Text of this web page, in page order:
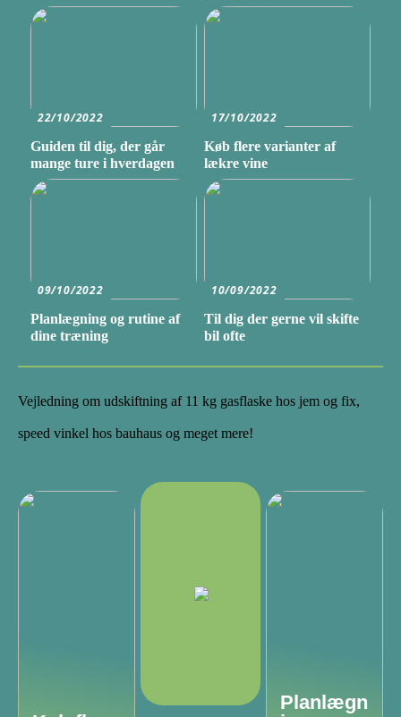
22/10/2022
Guiden til dig, der går
mange ture i hverdagen
17/10/2022
Køb flere varianter af
lækre vine
09/10/2022
Planlægning og rutine af
dine træning
10/09/2022
Til dig der gerne vil skifte
bil ofte
Vejledning om udskiftning af 11 kg gasflaske hos jem og fix,
speed vinkel hos bauhaus og meget mere!
Planlægn